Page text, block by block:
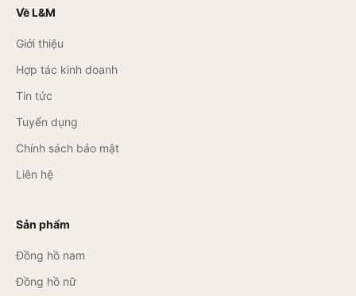
Về L&M
Giới thiệu
Hợp tác kinh doanh
Tin tức
Tuyển dụng
Chính sách bảo mật
Liên hệ
Sản phẩm
Đồng hồ nam
Đồng hồ nữ